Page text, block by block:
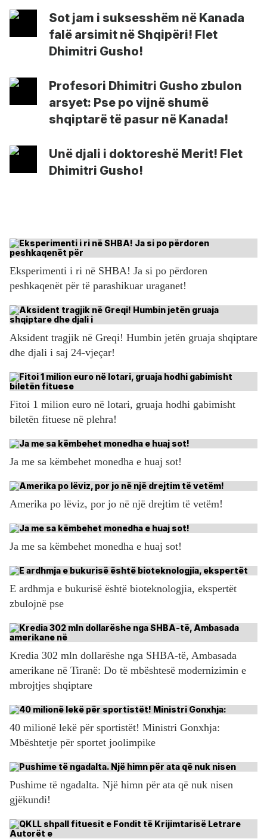
Sot jam i suksesshëm në Kanada
falë arsimit në Shqipëri! Flet
Dhimitri Gusho!
Profesori Dhimitri Gusho zbulon
arsyet: Pse po vijnë shumë
shqiptarë të pasur në Kanada!
Unë djali i doktoreshë Merit! Flet
Dhimitri Gusho!
Eksperimenti i ri në SHBA! Ja si po përdoren
peshkaqenët për të parashikuar uraganet!
Aksident tragjik në Greqi! Humbin jetën gruaja shqiptare
dhe djali i saj 24-vjeçar!
Fitoi 1 milion euro në lotari, gruaja hodhi gabimisht
biletën fituese në plehra!
Ja me sa këmbehet monedha e huaj sot!
Amerika po lëviz, por jo në një drejtim të vetëm!
Ja me sa këmbehet monedha e huaj sot!
E ardhmja e bukurisë është bioteknologjia, ekspertët
zbulojnë pse
Kredia 302 mln dollarëshe nga SHBA-të, Ambasada
amerikane në Tiranë: Do të mbështesë modernizimin e
mbrojtjes shqiptare
40 milionë lekë për sportistët! Ministri Gonxhja:
Mbështetje për sportet joolimpike
Pushime të ngadalta. Një himn për ata që nuk nisen
gjëkundi!